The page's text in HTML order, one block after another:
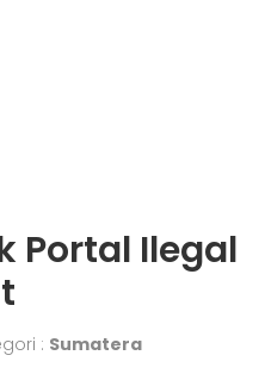
Portal Ilegal
: Sumatera